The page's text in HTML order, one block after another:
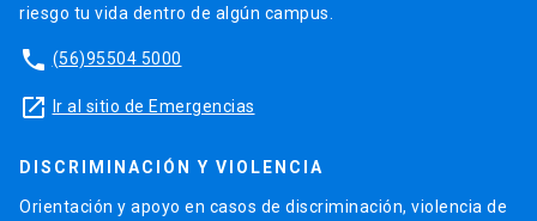
riesgo tu vida dentro de algún campus.
phone (56)95504 5000
launch Ir al sitio de Emergencias
DISCRIMINACIÓN Y VIOLENCIA
Orientación y apoyo en casos de discriminación, violencia de